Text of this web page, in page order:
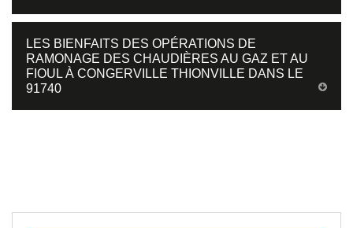
LES BIENFAITS DES OPÉRATIONS DE
RAMONAGE DES CHAUDIÈRES AU GAZ ET AU
FIOUL À CONGERVILLE THIONVILLE DANS LE
91740